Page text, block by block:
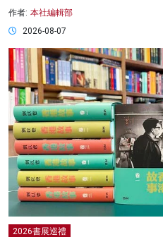
作者: 本社編輯部
2026-08-07
2026書展巡禮